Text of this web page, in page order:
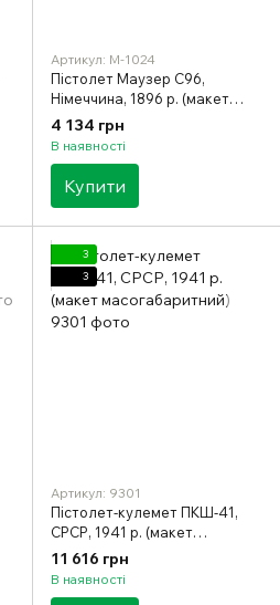
Артикул: M-1024
Пістолет Маузер C96,
Німеччина, 1896 р. (макет
масогабаритний)
4 134 грн
В наявності
Купити
3
3
Артикул: 9301
Пістолет-кулемет ПКШ-41,
СРСР, 1941 р. (макет
масогабаритний)
11 616 грн
В наявності